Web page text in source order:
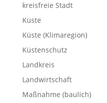
kreisfreie Stadt
Küste
Küste (Klimaregion)
Küstenschutz
Landkreis
Landwirtschaft
Maßnahme (baulich)